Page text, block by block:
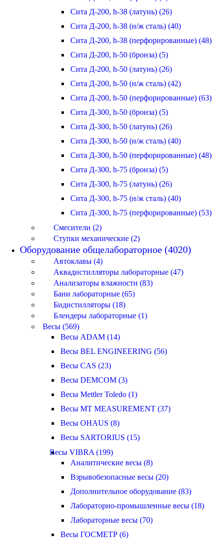
Сита Д-200, h-38 (латунь) (26)
Сита Д-200, h-38 (н/ж сталь) (40)
Сита Д-200, h-38 (перфорированные) (48)
Сита Д-200, h-50 (бронза) (5)
Сита Д-200, h-50 (латунь) (26)
Сита Д-200, h-50 (н/ж сталь) (42)
Сита Д-200, h-50 (перфорированные) (63)
Сита Д-300, h-50 (бронза) (5)
Сита Д-300, h-50 (латунь) (26)
Сита Д-300, h-50 (н/ж сталь) (40)
Сита Д-300, h-50 (перфорированные) (48)
Сита Д-300, h-75 (бронза) (5)
Сита Д-300, h-75 (латунь) (26)
Сита Д-300, h-75 (н/ж сталь) (40)
Сита Д-300, h-75 (перфорированные) (53)
Смесители (2)
Ступки механические (2)
Оборудование общелабораторное (4020)
Автоклавы (4)
Аквадистилляторы лабораторные (47)
Анализаторы влажности (83)
Бани лабораторные (65)
Бидистилляторы (18)
Блендеры лабораторные (1)
Весы (569)
Весы ADAM (14)
Весы BEL ENGINEERING (56)
Весы CAS (23)
Весы DEMCOM (3)
Весы Mettler Toledo (1)
Весы MT MEASUREMENT (37)
Весы OHAUS (8)
Весы SARTORIUS (15)
Весы VIBRA (199)
Аналитические весы (8)
Взрывобезопасные весы (20)
Дополнительное оборудование (83)
Лабораторно-промышленные весы (18)
Лабораторные весы (70)
Весы ГОСМЕТР (6)